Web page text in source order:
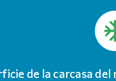
de la carcasa